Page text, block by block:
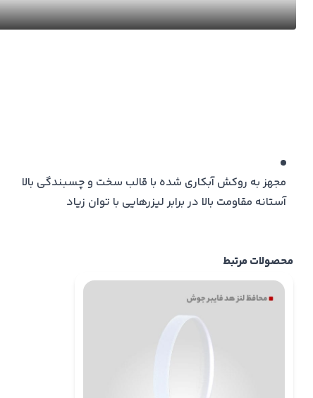
مجهز به روکش آبکاری شده با قالب سخت و چسبندگی بالا
آستانه مقاومت بالا در برابر لیزرهایی با توان زیاد
محصولات مرتبط